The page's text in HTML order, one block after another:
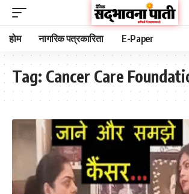
होम नागरिक पत्रकारिता E-Paper
Tag: Cancer Care